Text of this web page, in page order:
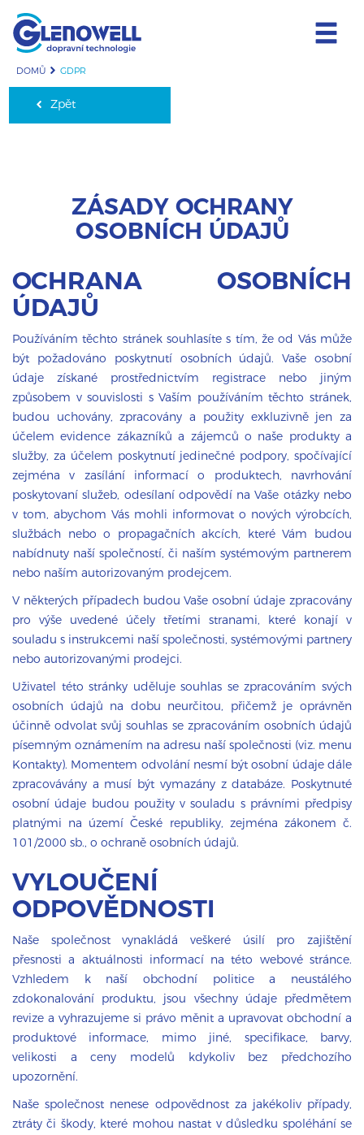
DOMŮ GDPR
Zpět
ZÁSADY OCHRANY
OSOBNÍCH ÚDAJŮ
OCHRANA OSOBNÍCH
ÚDAJŮ
Používáním těchto stránek souhlasíte s tím, že od Vás může
být požadováno poskytnutí osobních údajů. Vaše osobní
údaje získané prostřednictvím registrace nebo jiným
způsobem v souvislosti s Vaším používáním těchto stránek,
budou uchovány, zpracovány a použity exkluzivně jen za
účelem evidence zákazníků a zájemců o naše produkty a
služby, za účelem poskytnutí jedinečné podpory, spočívající
zejména v zasílání informací o produktech, navrhování
poskytovaní služeb, odesílaní odpovědí na Vaše otázky nebo
v tom, abychom Vás mohli informovat o nových výrobcích,
službách nebo o propagačních akcích, které Vám budou
nabídnuty naší společností, či naším systémovým partnerem
nebo naším autorizovaným prodejcem.
V některých případech budou Vaše osobní údaje zpracovány
pro výše uvedené účely třetími stranami, které konají v
souladu s instrukcemi naší společnosti, systémovými partnery
nebo autorizovanými prodejci.
Uživatel této stránky uděluje souhlas se zpracováním svých
osobních údajů na dobu neurčitou, přičemž je oprávněn
účinně odvolat svůj souhlas se zpracováním osobních údajů
písemným oznámením na adresu naší společnosti (viz. menu
Kontakty). Momentem odvolání nesmí být osobní údaje dále
zpracovávány a musí být vymazány z databáze. Poskytnuté
osobní údaje budou použity v souladu s právními předpisy
platnými na území České republiky, zejména zákonem č.
101/2000 sb., o ochraně osobních údajů.
VYLOUČENÍ
ODPOVĚDNOSTI
Naše společnost vynakládá veškeré úsilí pro zajištění
přesnosti a aktuálnosti informací na této webové stránce.
Vzhledem k naší obchodní politice a neustálého
zdokonalování produktu, jsou všechny údaje předmětem
revize a vyhrazujeme si právo měnit a upravovat obchodní a
produktové informace, mimo jiné, specifikace, barvy,
velikosti a ceny modelů kdykoliv bez předchozího
upozornění.
Naše společnost nenese odpovědnost za jakékoliv případy,
ztráty či škody, které mohou nastat v důsledku spoléhání se